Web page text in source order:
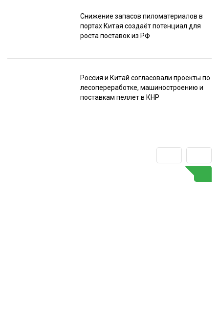
Снижение запасов пиломатериалов в
портах Китая создаёт потенциал для
роста поставок из РФ
Россия и Китай согласовали проекты по
лесопереработке, машиностроению и
поставкам пеллет в КНР